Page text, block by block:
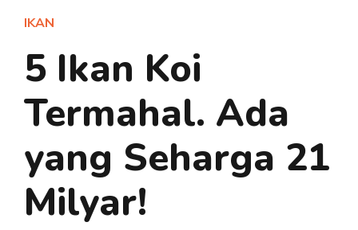
IKAN
5 Ikan Koi
Termahal. Ada
yang Seharga 21
Milyar!